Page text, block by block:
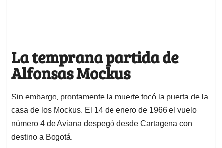
La temprana partida de
Alfonsas Mockus
Sin embargo, prontamente la muerte tocó la puerta de la
casa de los Mockus. El 14 de enero de 1966 el vuelo
número 4 de Aviana despegó desde Cartagena con
destino a Bogotá.